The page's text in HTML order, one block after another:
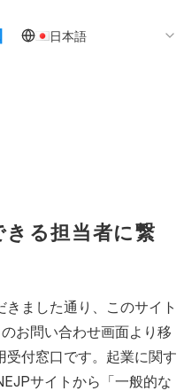
日本語
る担当者に繋
ました通り、このサイト
お問い合わせ画面より移
付窓口です。起業に関す
サイトから「一般的な